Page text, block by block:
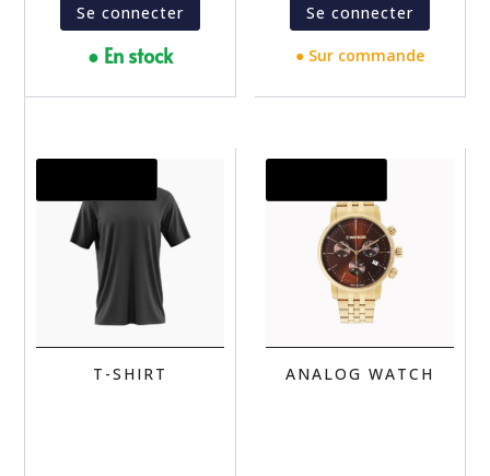
Se connecter
● En stock
Se connecter
● Sur commande
T-SHIRT ANALOG WATCH